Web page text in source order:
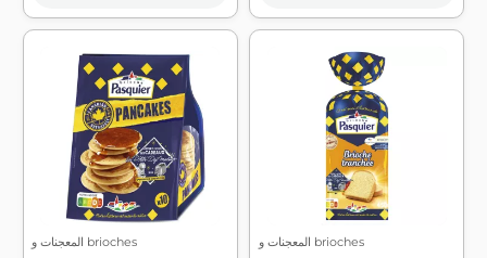
المعجنات و brioches المعجنات و brioches